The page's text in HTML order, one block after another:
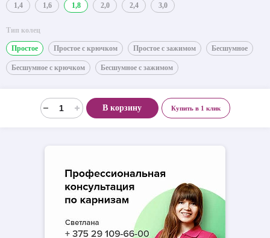
1,4 1,6 1,8 2,0 2,4 3,0
Тип колец
Простое Простое с крючком Простое с зажимом Бесшумное
Бесшумное с крючком Бесшумное с зажимом
В корзину Купить в 1 клик